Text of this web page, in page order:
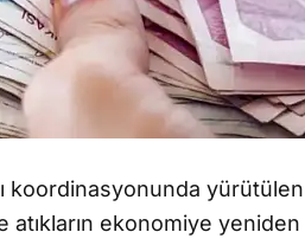
koordinasyonunda yürütülen
atıkların ekonomiye yeniden